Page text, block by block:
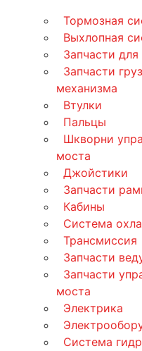
Тормозная
Выхлопная
Запчасти для
Запчасти
механизма
Втулки
Пальцы
Шкворни
моста
Джойстики
Запчасти
Кабины
Система
Трансмиссия
Запчасти
Запчасти
моста
Электрика
Система